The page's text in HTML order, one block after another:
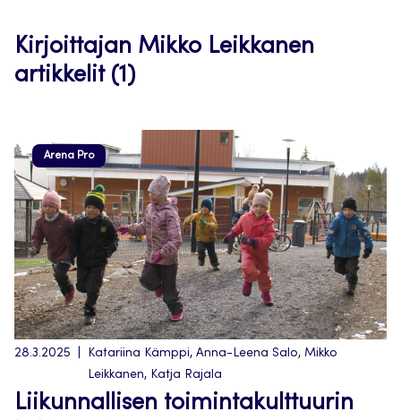
Kirjoittajan Mikko Leikkanen
artikkelit (1)
Arena Pro
28.3.2025
Katariina Kämppi, Anna-Leena Salo, Mikko
Leikkanen, Katja Rajala
Liikunnallisen toimintakulttuurin